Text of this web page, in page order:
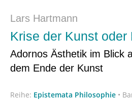
Lars Hartmann
Krise der Kunst oder
Adornos Ästhetik im Blick
dem Ende der Kunst
Reihe: Epistemata Philosophie •